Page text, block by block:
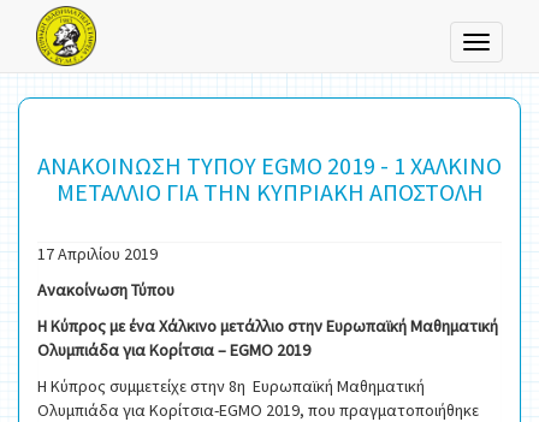
Toggle
ΑΝΑΚΟΙΝΩΣΗ ΤΥΠΟΥ EGMO 2019 - 1 ΧΑΛΚΙΝΟ
ΜΕΤΑΛΛΙΟ ΓΙΑ ΤΗΝ ΚΥΠΡΙΑΚΗ ΑΠΟΣΤΟΛΗ
17 Απριλίου 2019
Ανακοίνωση Τύπου
Η Κύπρος με ένα Χάλκινο μετάλλιο στην Ευρωπαϊκή Μαθηματική
Ολυμπιάδα για Κορίτσια –EGMO 2019
Η Κύπρος συμμετείχε στην 8η Ευρωπαϊκή Μαθηματική
Ολυμπιάδα για Κορίτσια-EGMO 2019, που πραγματοποιήθηκε